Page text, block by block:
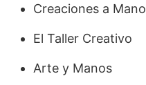
Creaciones a Mano
El Taller Creativo
Arte y Manos